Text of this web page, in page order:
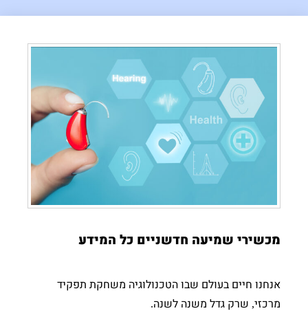
מכשירי שמיעה חדשניים כל המידע
אנחנו חיים בעולם שבו הטכנולוגיה משחקת תפקיד
מרכזי, שרק גדל משנה לשנה.